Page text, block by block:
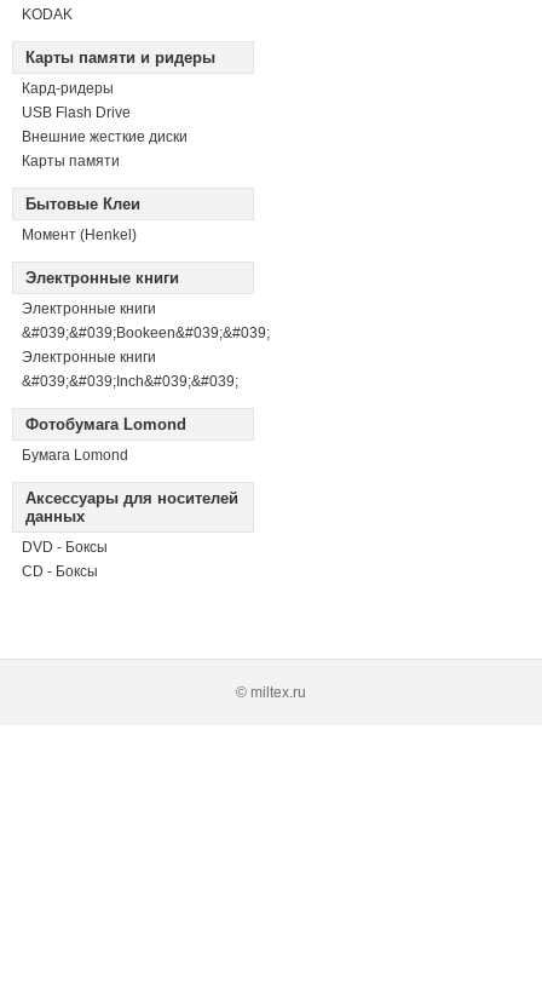
KODAK
Карты памяти и ридеры
Кард-ридеры
USB Flash Drive
Внешние жесткие диски
Карты памяти
Бытовые Клеи
Момент (Henkel)
Электронные книги
Электронные книги
&#039;&#039;Bookeen&#039;&#039;
Электронные книги
&#039;&#039;Inch&#039;&#039;
Фотобумага Lomond
Бумага Lomond
Аксессуары для носителей
данных
DVD - Боксы
CD - Боксы
© miltex.ru